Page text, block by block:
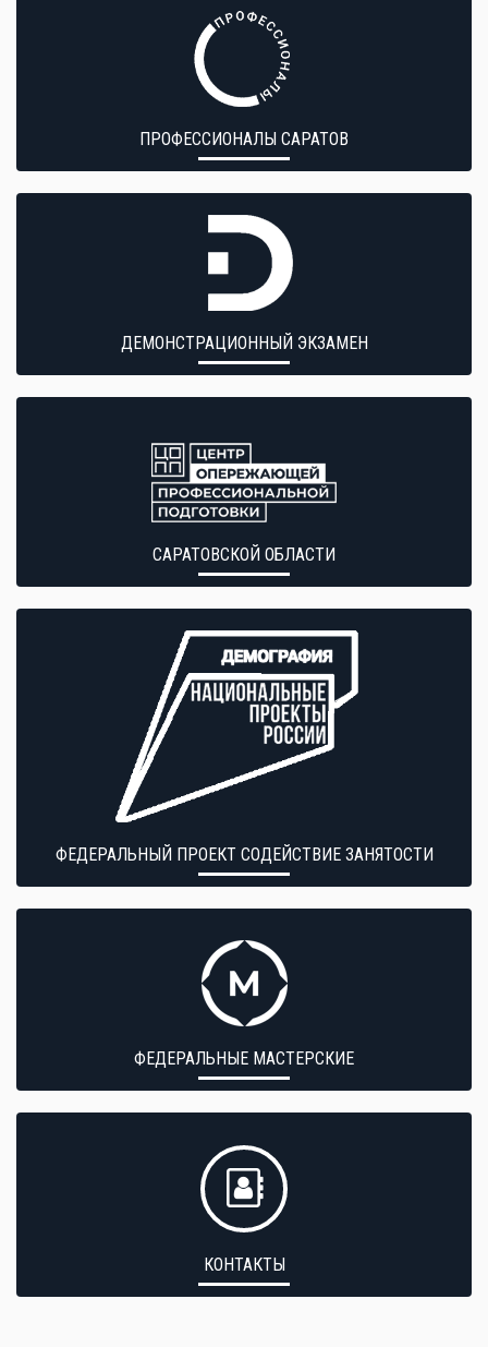
ПРОФЕССИОНАЛЫ САРАТОВ
ДЕМОНСТРАЦИОННЫЙ ЭКЗАМЕН
САРАТОВСКОЙ ОБЛАСТИ
ФЕДЕРАЛЬНЫЙ ПРОЕКТ СОДЕЙСТВИЕ ЗАНЯТОСТИ
ФЕДЕРАЛЬНЫЕ МАСТЕРСКИЕ
КОНТАКТЫ